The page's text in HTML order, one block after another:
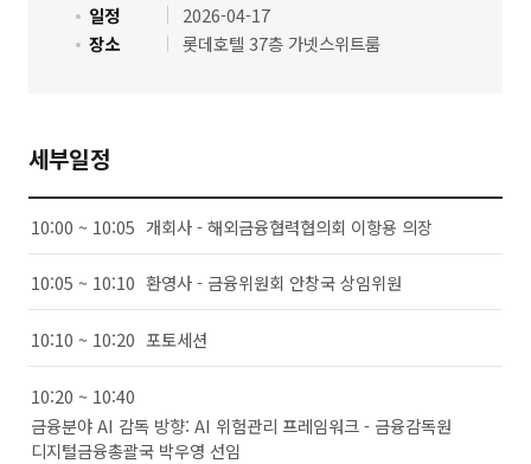
일정
2026-04-17
장소
롯데호텔 37층 가넷스위트룸
세부일정
10:00 ~ 10:05 개회사 - 해외금융협력협의회 이항용 의장
10:05 ~ 10:10 환영사 - 금융위원회 안창국 상임위원
10:10 ~ 10:20 포토세션
10:20 ~ 10:40
금융분야 AI 감독 방향: AI 위험관리 프레임워크 - 금융감독원
디지털금융총괄국 박우영 선임